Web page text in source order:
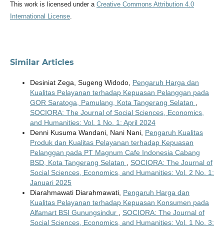
This work is licensed under a Creative Commons Attribution 4.0
International License.
Similar Articles
Desiniat Zega, Sugeng Widodo, Pengaruh Harga dan
Kualitas Pelayanan terhadap Kepuasan Pelanggan pada
GOR Saratoga, Pamulang, Kota Tangerang Selatan ,
SOCIORA: The Journal of Social Sciences, Economics,
and Humanities: Vol. 1 No. 1: April 2024
Denni Kusuma Wandani, Nani Nani, Pengaruh Kualitas
Produk dan Kualitas Pelayanan terhadap Kepuasan
Pelanggan pada PT Magnum Cafe Indonesia Cabang
BSD, Kota Tangerang Selatan , SOCIORA: The Journal of
Social Sciences, Economics, and Humanities: Vol. 2 No. 1:
Januari 2025
Diarahmawati Diarahmawati, Pengaruh Harga dan
Kualitas Pelayanan terhadap Kepuasan Konsumen pada
Alfamart BSI Gunungsindur , SOCIORA: The Journal of
Social Sciences, Economics, and Humanities: Vol. 1 No. 3: